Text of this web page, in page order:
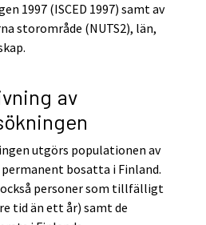
1997 (ISCED 1997) samt av
storområde (NUTS2), län,
av
utgörs populationen av
bosatta i Finland.
personer som tillfälligt
tid än ett år) samt de